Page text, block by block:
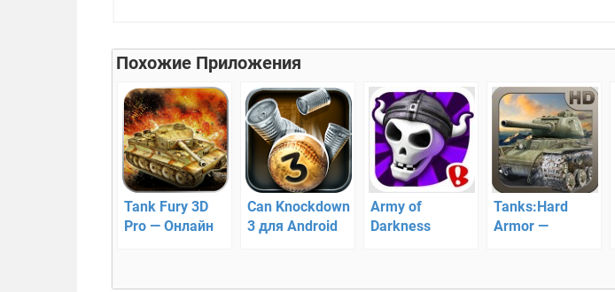
Похожие Приложения
Tank Fury 3D
Pro — Онлайн
Can Knockdown
3 для Android
Army of
Darkness
крепость и
Tanks:Hard
Armor —
танки!